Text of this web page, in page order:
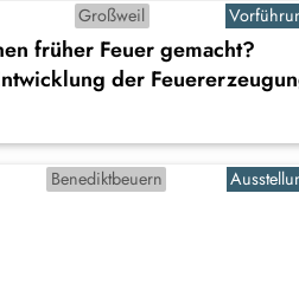
Großweil
früher Feuer gemacht?
der
Benediktbeuern